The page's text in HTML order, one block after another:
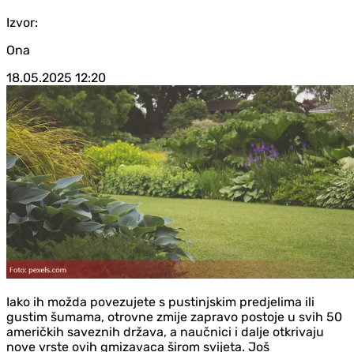
Izvor:
Ona
18.05.2025 12:20
Iako ih možda povezujete s pustinjskim predjelima ili
gustim šumama, otrovne zmije zapravo postoje u svih 50
američkih saveznih država, a naučnici i dalje otkrivaju
nove vrste ovih gmizavaca širom svijeta. Još